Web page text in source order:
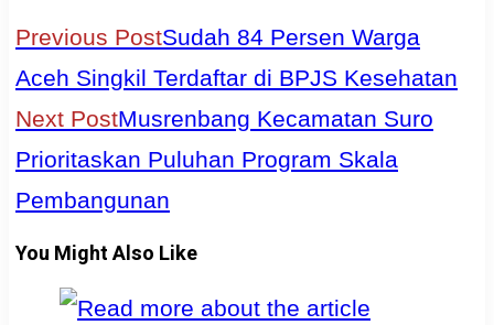
Previous PostSudah 84 Persen Warga
Aceh Singkil Terdaftar di BPJS Kesehatan
Next PostMusrenbang Kecamatan Suro
Prioritaskan Puluhan Program Skala
Pembangunan
You Might Also Like